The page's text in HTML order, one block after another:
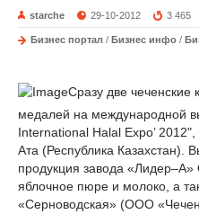
starche 29-10-2012 3 465
Бизнес портал / Бизнес инфо /
Сразу две чеченские
медалей на международной
International Halal Expo’
Ата (Республика Казахстан).
продукция завода
яблочное пюре и молоко, а
«Серноводская» (ООО